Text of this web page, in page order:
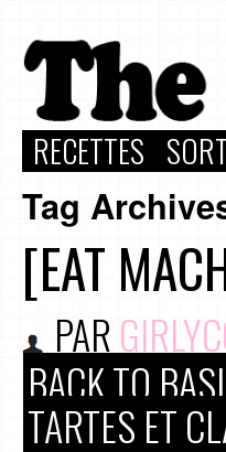
RECETTES
Tag
[EAT
PAR
BACK TO
TARTES ET